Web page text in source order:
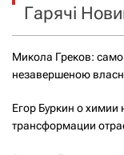
Гарячі
Микола Греков:
незавершеною
Егор Буркин о химии
трансформации